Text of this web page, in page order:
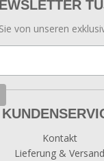
von unseren
Kontakt
Lieferung & Versand